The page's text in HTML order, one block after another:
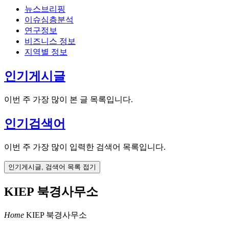
뉴스브리핑
이슈심층분석
연구정보
비즈니스 정보
지역별 정보
인기게시글
이번 주 가장 많이 본 글 목록입니다.
인기검색어
이번 주 가장 많이 입력한 검색어 목록입니다.
인기게시글, 검색어 목록 접기
KIEP 북경사무소
Home KIEP 북경사무소